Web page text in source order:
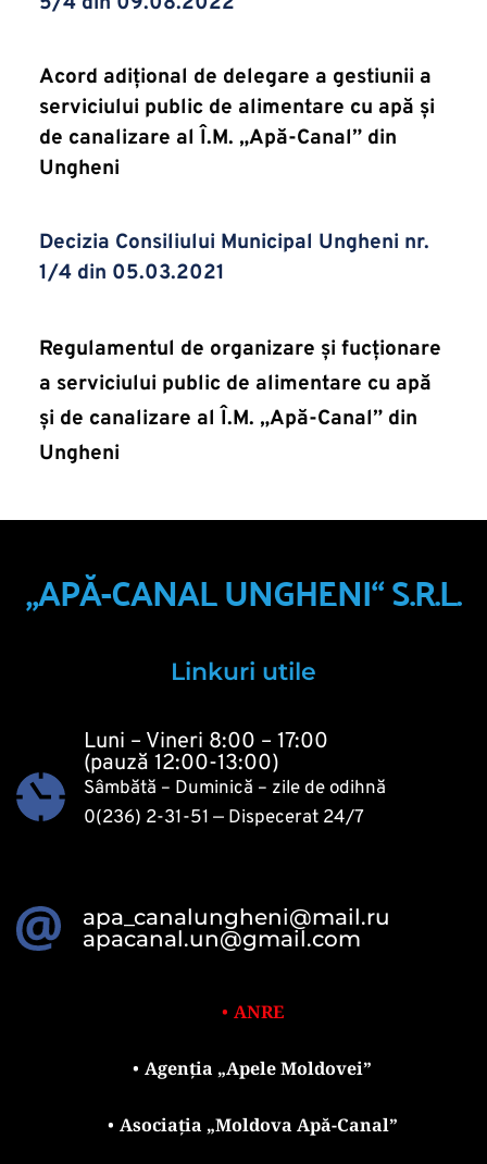
Acord adițional de delegare a gestiunii a
serviciului public de alimentare cu apă și
de canalizare al Î.M. „Apă-Canal” din
Ungheni
Decizia Consiliului Municipal Ungheni nr.
1/4 din 05.03.2021
Regulamentul de organizare și fucționare
a serviciului public de alimentare cu apă
și de canalizare al Î.M. „Apă-Canal” din
Ungheni
„APĂ-CANAL UNGHENI“ S.R.L.
Linkuri utile
Luni – Vineri 8:00 – 17:00
(pauză 12:00-13:00)
Sâmbătă – Duminică – zile de odihnă
0(236) 2-31-51 — Dispecerat 24/7
apa_canalungheni@mail.ru
apacanal.un@gmail.com
ANRE
Agenția „Apele Moldovei”
Asociația „Moldova Apă-Canal”